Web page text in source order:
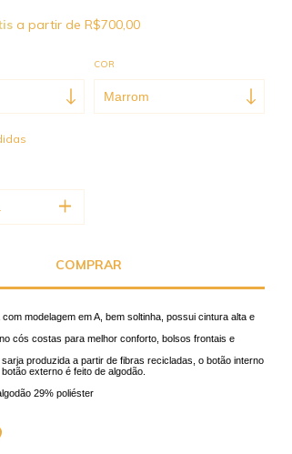
a partir deR$700,00
COR
modelagem em A, bem soltinha, possui cintura alta e
cós costas para melhor conforto, bolsos frontais e
produzida a partir de fibras recicladas, o botão interno
externo é feito de algodão.
29% poliéster